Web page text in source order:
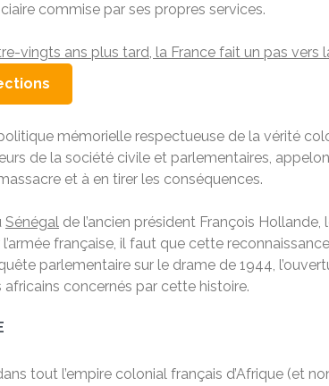
commise par ses propres services.
réservé à nos abonnés
vingts ans plus tard, la France fait un pas vers
politique mémorielle respectueuse de la vérité
de la société civile et parlementaires,
et à en tirer les conséquences.
Sénégal de l’ancien président François
l’armée française, il faut que cette
parlementaire sur le drame de 1944,
africains concernés par cette histoire.
tout l’empire colonial français d’Afrique (et